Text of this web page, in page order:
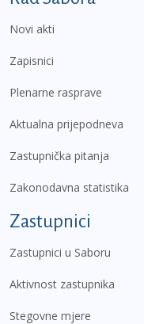
Novi akti
Zapisnici
Plenarne rasprave
Aktualna prijepodneva
Zastupnička pitanja
Zakonodavna statistika
Zastupnici
Zastupnici u Saboru
Aktivnost zastupnika
Stegovne mjere